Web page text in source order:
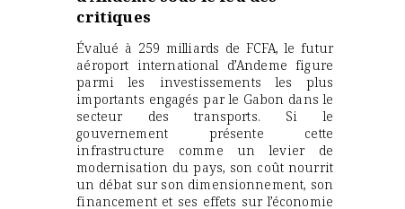
critiques
Évalué à 259 milliards de FCFA, le futur
aéroport international d’Andeme figure
parmi les investissements les plus
importants engagés par le Gabon dans le
secteur des transports. Si le
gouvernement présente cette
infrastructure comme un levier de
modernisation du pays, son coût nourrit
un débat sur son dimensionnement, son
financement et ses effets sur l’économie